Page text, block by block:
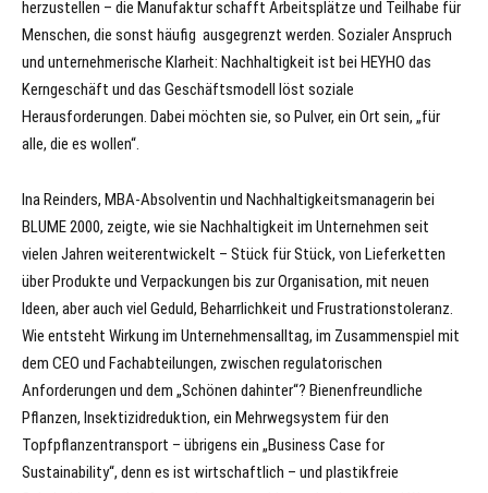
herzustellen – die Manufaktur schafft Arbeitsplätze und Teilhabe für
Menschen, die sonst häufig ausgegrenzt werden. Sozialer Anspruch
und unternehmerische Klarheit: Nachhaltigkeit ist bei HEYHO das
Kerngeschäft und das Geschäftsmodell löst soziale
Herausforderungen. Dabei möchten sie, so Pulver, ein Ort sein, „für
alle, die es wollen“.
Ina Reinders, MBA‑Absolventin und Nachhaltigkeitsmanagerin bei
BLUME 2000, zeigte, wie sie Nachhaltigkeit im Unternehmen seit
vielen Jahren weiterentwickelt – Stück für Stück, von Lieferketten
über Produkte und Verpackungen bis zur Organisation, mit neuen
Ideen, aber auch viel Geduld, Beharrlichkeit und Frustrationstoleranz.
Wie entsteht Wirkung im Unternehmensalltag, im Zusammenspiel mit
dem CEO und Fachabteilungen, zwischen regulatorischen
Anforderungen und dem „Schönen dahinter“? Bienenfreundliche
Pflanzen, Insektizidreduktion, ein Mehrwegsystem für den
Topfpflanzentransport – übrigens ein „Business Case for
Sustainability“, denn es ist wirtschaftlich – und plastikfreie